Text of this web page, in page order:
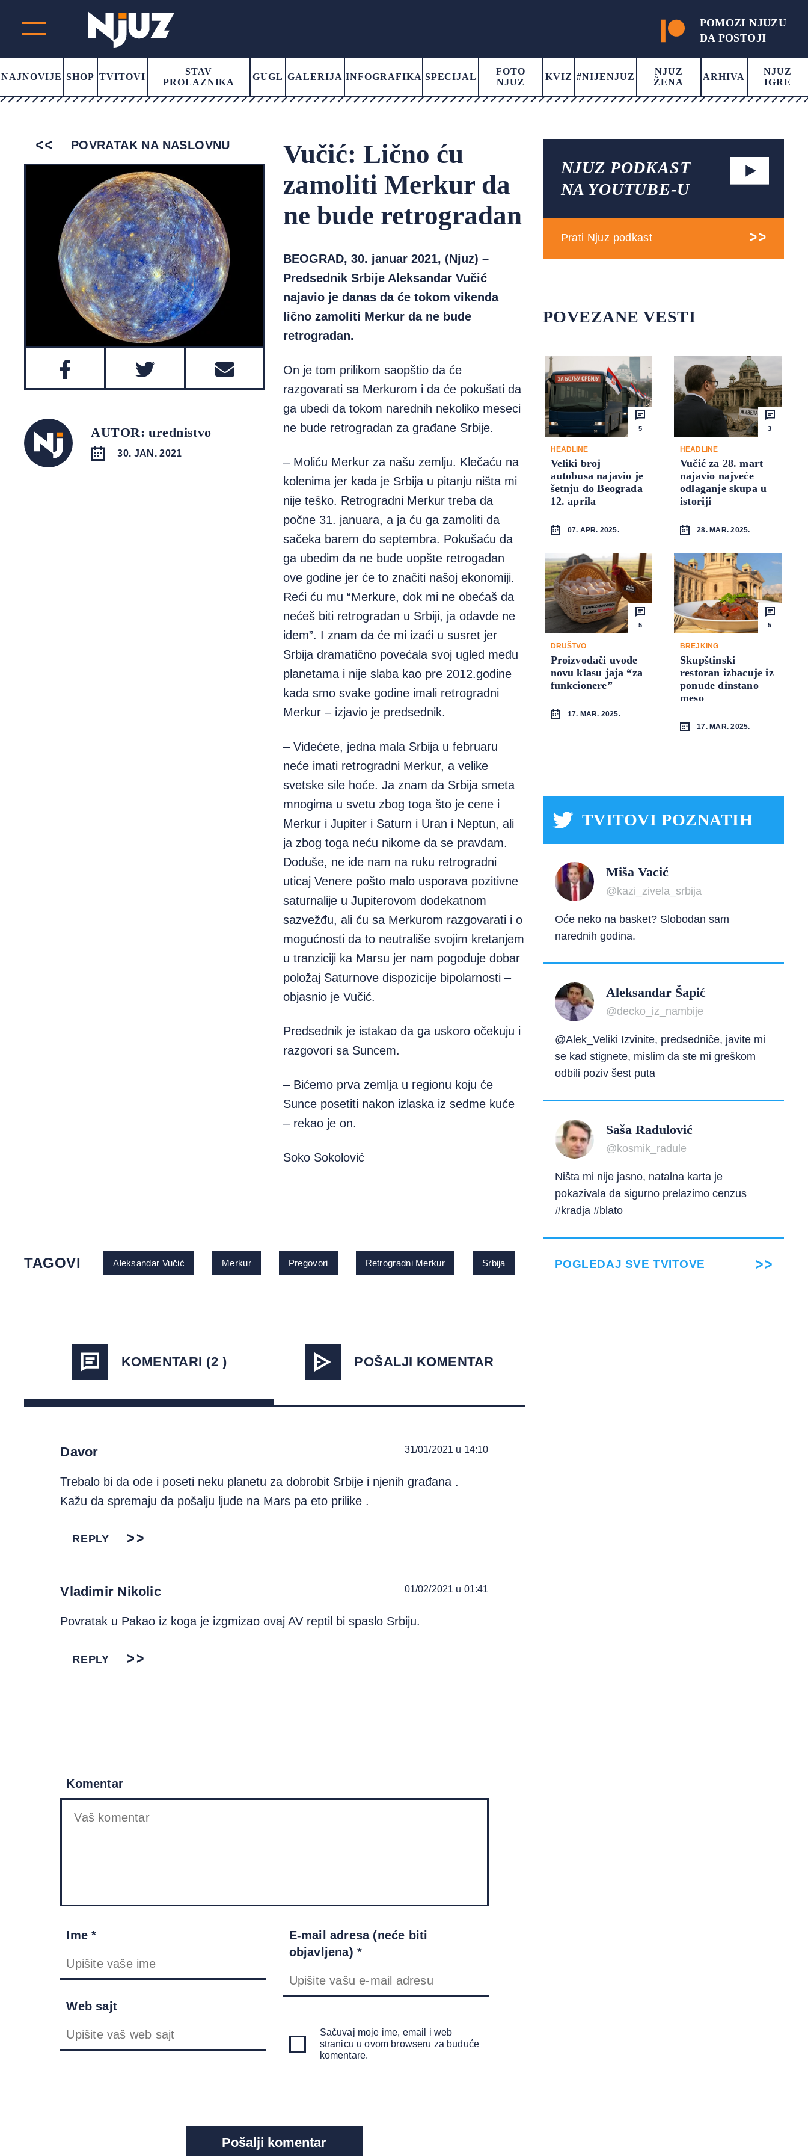
POMOZI NJUZU
DA POSTOJI
NAJNOVIJE SHOP TVITOVI
STAV
PROLAZNIKA
GUGL GALERIJA INFOGRAFIKA SPECIJAL
FOTO
NJUZ
KVIZ #NIJENJUZ
NJUZ
ŽENA
ARHIVA
NJUZ
IGRE
POVRATAK NA NASLOVNU
AUTOR: urednistvo
30. JAN. 2021
Vučić: Lično ću
zamoliti Merkur da
ne bude retrogradan
BEOGRAD, 30. januar 2021, (Njuz) –
Predsednik Srbije Aleksandar Vučić
najavio je danas da će tokom vikenda
lično zamoliti Merkur da ne bude
retrogradan.
On je tom prilikom saopštio da će
razgovarati sa Merkurom i da će pokušati da
ga ubedi da tokom narednih nekoliko meseci
ne bude retrogradan za građane Srbije.
– Moliću Merkur za našu zemlju. Klečaću na
kolenima jer kada je Srbija u pitanju ništa mi
nije teško. Retrogradni Merkur treba da
počne 31. januara, a ja ću ga zamoliti da
sačeka barem do septembra. Pokušaću da
ga ubedim da ne bude uopšte retrogadan
ove godine jer će to značiti našoj ekonomiji.
Reći ću mu “Merkure, dok mi ne obećaš da
nećeš biti retrogradan u Srbiji, ja odavde ne
idem”. I znam da će mi izaći u susret jer
Srbija dramatično povećala svoj ugled među
planetama i nije slaba kao pre 2012.godine
kada smo svake godine imali retrogradni
Merkur – izjavio je predsednik.
– Videćete, jedna mala Srbija u februaru
neće imati retrogradni Merkur, a velike
svetske sile hoće. Ja znam da Srbija smeta
mnogima u svetu zbog toga što je cene i
Merkur i Jupiter i Saturn i Uran i Neptun, ali
ja zbog toga neću nikome da se pravdam.
Doduše, ne ide nam na ruku retrogradni
uticaj Venere pošto malo usporava pozitivne
saturnalije u Jupiterovom dodekatnom
sazvežđu, ali ću sa Merkurom razgovarati i o
mogućnosti da to neutrališe svojim kretanjem
u tranziciji ka Marsu jer nam pogoduje dobar
položaj Saturnove dispozicije bipolarnosti –
objasnio je Vučić.
Predsednik je istakao da ga uskoro očekuju i
razgovori sa Suncem.
– Bićemo prva zemlja u regionu koju će
Sunce posetiti nakon izlaska iz sedme kuće
– rekao je on.
Soko Sokolović
TAGOVI Aleksandar Vučić Merkur Pregovori Retrogradni Merkur Srbija
KOMENTARI (2 ) POŠALJI KOMENTAR
Davor 31/01/2021 u 14:10
Trebalo bi da ode i poseti neku planetu za dobrobit Srbije i njenih građana .
Kažu da spremaju da pošalju ljude na Mars pa eto prilike .
REPLY
Vladimir Nikolic 01/02/2021 u 01:41
Povratak u Pakao iz koga je izgmizao ovaj AV reptil bi spaslo Srbiju.
REPLY
Komentar
Ime *
E-mail adresa (neće biti
objavljena) *
Web sajt
Sačuvaj moje ime, email i web
stranicu u ovom browseru za buduće
komentare.
NJUZ PODKAST
NA YOUTUBE-U
Prati Njuz podkast
POVEZANE VESTI
5
HEADLINE
Veliki broj
autobusa najavio je
šetnju do Beograda
12. aprila
07. APR. 2025.
3
HEADLINE
Vučić za 28. mart
najavio najveće
odlaganje skupa u
istoriji
28. MAR. 2025.
5
DRUŠTVO
Proizvođači uvode
novu klasu jaja “za
funkcionere”
17. MAR. 2025.
5
BREJKING
Skupštinski
restoran izbacuje iz
ponude dinstano
meso
17. MAR. 2025.
TVITOVI POZNATIH
Miša Vacić
@kazi_zivela_srbija
Oće neko na basket? Slobodan sam
narednih godina.
Aleksandar Šapić
@decko_iz_nambije
@Alek_Veliki Izvinite, predsedniče, javite mi
se kad stignete, mislim da ste mi greškom
odbili poziv šest puta
Saša Radulović
@kosmik_radule
Ništa mi nije jasno, natalna karta je
pokazivala da sigurno prelazimo cenzus
#kradja #blato
POGLEDAJ SVE TVITOVE